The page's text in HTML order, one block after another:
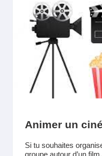
Animer un
Si tu souhaites
groupe autour d’un